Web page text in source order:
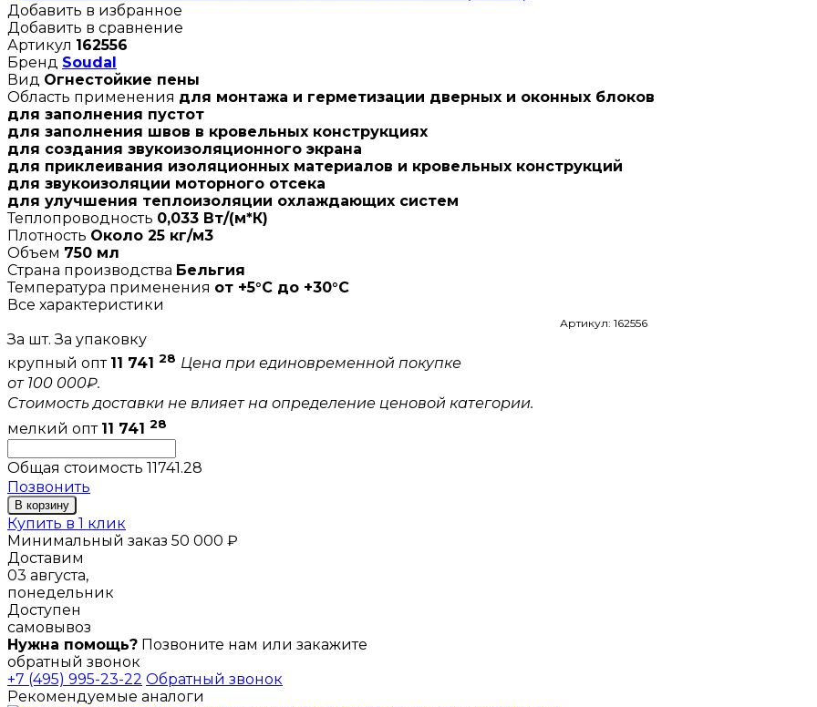
Добавить в избранное
Добавить в сравнение
Артикул 162556
Бренд Soudal
Вид Огнестойкие пены
Область применения для монтажа и герметизации дверных и оконных блоков
для заполнения пустот
для заполнения швов в кровельных конструкциях
для создания звукоизоляционного экрана
для приклеивания изоляционных материалов и кровельных конструкций
для звукоизоляции моторного отсека
для улучшения теплоизоляции охлаждающих систем
Теплопроводность 0,033 Вт/(м*К)
Плотность Около 25 кг/м3
Объем 750 мл
Страна производства Бельгия
Температура применения от +5°С до +30°С
Все характеристики
Артикул: 162556
За шт. За упаковку
крупный опт 11 741 28 Цена при единовременной покупке
от 100 000₽.
Стоимость доставки не влияет на определение ценовой категории.
мелкий опт 11 741 28
Общая стоимость 11741.28
Позвонить
В корзину
Купить в 1 клик
Минимальный заказ 50 000 ₽
Доставим
03 августа,
понедельник
Доступен
самовывоз
Нужна помощь? Позвоните нам или закажите
обратный звонок
+7 (495) 995-23-22 Обратный звонок
Рекомендуемые аналоги